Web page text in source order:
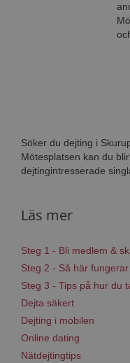
Söker du dejting i
Mötesplatsen kan du
dejtingintresserade
Läs mer
Steg 1 - Bli medlem &
Steg 2 - Så här
Steg 3 - Tips på hur du
Dejta säkert
Dejting i mobilen
Online dating
Nätdejtingtips